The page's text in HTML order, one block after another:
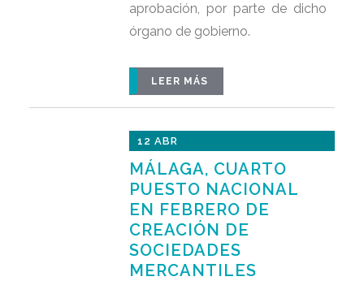
aprobación, por parte de dicho
órgano de gobierno.
LEER MÁS
12 ABR
MÁLAGA, CUARTO
PUESTO NACIONAL
EN FEBRERO DE
CREACIÓN DE
SOCIEDADES
MERCANTILES